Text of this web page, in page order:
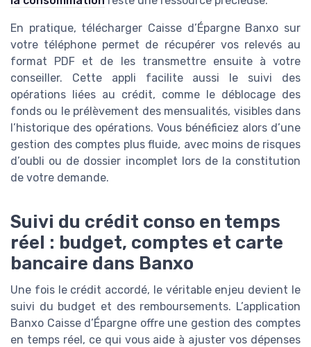
En pratique, télécharger Caisse d’Épargne Banxo sur
votre téléphone permet de récupérer vos relevés au
format PDF et de les transmettre ensuite à votre
conseiller. Cette appli facilite aussi le suivi des
opérations liées au crédit, comme le déblocage des
fonds ou le prélèvement des mensualités, visibles dans
l’historique des opérations. Vous bénéficiez alors d’une
gestion des comptes plus fluide, avec moins de risques
d’oubli ou de dossier incomplet lors de la constitution
de votre demande.
Suivi du crédit conso en temps
réel : budget, comptes et carte
bancaire dans Banxo
Une fois le crédit accordé, le véritable enjeu devient le
suivi du budget et des remboursements. L’application
Banxo Caisse d’Épargne offre une gestion des comptes
en temps réel, ce qui vous aide à ajuster vos dépenses